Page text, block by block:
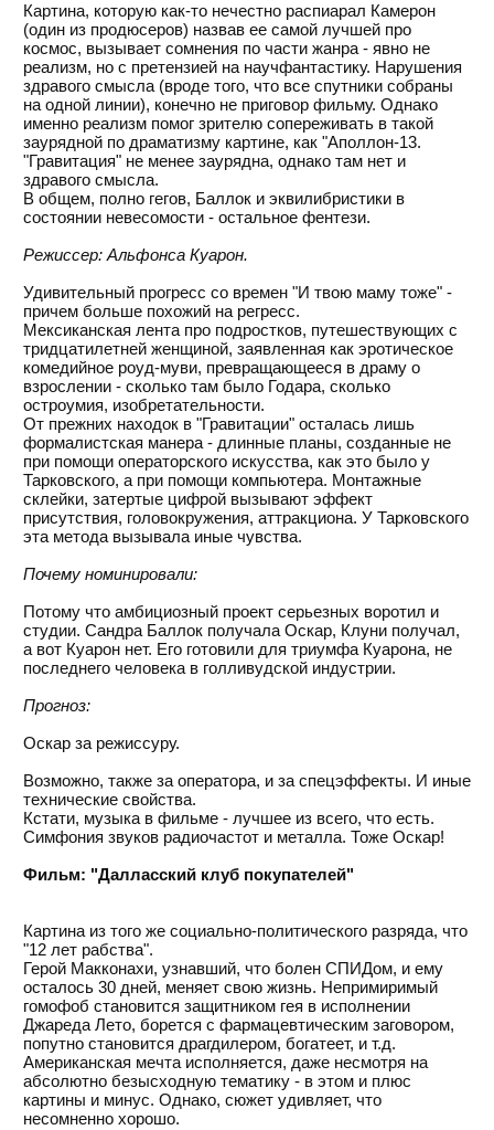
Картина, которую как-то нечестно распиарал Камерон
(один из продюсеров) назвав ее самой лучшей про
космос, вызывает сомнения по части жанра - явно не
реализм, но с претензией на научфантастику. Нарушения
здравого смысла (вроде того, что все спутники собраны
на одной линии), конечно не приговор фильму. Однако
именно реализм помог зрителю сопереживать в такой
заурядной по драматизму картине, как "Аполлон-13.
"Гравитация" не менее заурядна, однако там нет и
здравого смысла.
В общем, полно гегов, Баллок и эквилибристики в
состоянии невесомости - остальное фентези.
Режиссер: Альфонса Куарон.
Удивительный прогресс со времен "И твою маму тоже" -
причем больше похожий на регресс.
Мексиканская лента про подростков, путешествующих с
тридцатилетней женщиной, заявленная как эротическое
комедийное роуд-муви, превращающееся в драму о
взрослении - сколько там было Годара, сколько
остроумия, изобретательности.
От прежних находок в "Гравитации" осталась лишь
формалистская манера - длинные планы, созданные не
при помощи операторского искусства, как это было у
Тарковского, а при помощи компьютера. Монтажные
склейки, затертые цифрой вызывают эффект
присутствия, головокружения, аттракциона. У Тарковского
эта метода вызывала иные чувства.
Почему номинировали:
Потому что амбициозный проект серьезных воротил и
студии. Сандра Баллок получала Оскар, Клуни получал,
а вот Куарон нет. Его готовили для триумфа Куарона, не
последнего человека в голливудской индустрии.
Прогноз:
Оскар за режиссуру.
Возможно, также за оператора, и за спецэффекты. И иные
технические свойства.
Кстати, музыка в фильме - лучшее из всего, что есть.
Симфония звуков радиочастот и металла. Тоже Оскар!
Фильм: "Далласский клуб покупателей"
Картина из того же социально-политического разряда, что
"12 лет рабства".
Герой Макконахи, узнавший, что болен СПИДом, и ему
осталось 30 дней, меняет свою жизнь. Непримиримый
гомофоб становится защитником гея в исполнении
Джареда Лето, борется с фармацевтическим заговором,
попутно становится драгдилером, богатеет, и т.д.
Американская мечта исполняется, даже несмотря на
абсолютно безысходную тематику - в этом и плюс
картины и минус. Однако, сюжет удивляет, что
несомненно хорошо.